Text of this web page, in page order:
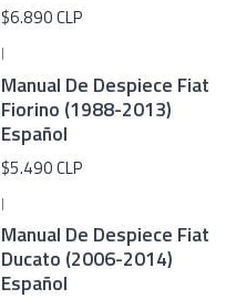
$6.890 CLP
|
Manual De Despiece Fiat
Fiorino (1988-2013)
Español
$5.490 CLP
|
Manual De Despiece Fiat
Ducato (2006-2014)
Español